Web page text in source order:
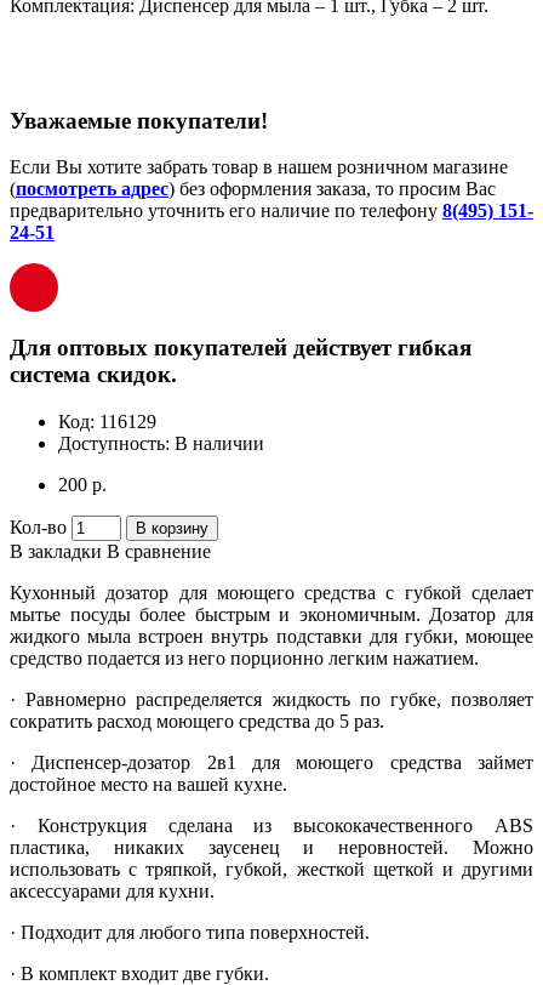
Комплектация: Диспенсер для мыла – 1 шт., Губка – 2 шт.
Уважаемые покупатели!
Если Вы хотите забрать товар в нашем розничном магазине
(посмотреть адрес) без оформления заказа, то просим Вас
предварительно уточнить его наличие по телефону 8(495) 151-
24-51
Для оптовых покупателей действует гибкая
система скидок.
Код: 116129
Доступность: В наличии
200 р.
Кол-во В корзину
В закладки В сравнение
Кухонный дозатор для моющего средства с губкой сделает
мытье посуды более быстрым и экономичным. Дозатор для
жидкого мыла встроен внутрь подставки для губки, моющее
средство подается из него порционно легким нажатием.
· Равномерно распределяется жидкость по губке, позволяет
сократить расход моющего средства до 5 раз.
· Диспенсер-дозатор 2в1 для моющего средства займет
достойное место на вашей кухне.
· Конструкция сделана из высококачественного ABS
пластика, никаких заусенец и неровностей. Можно
использовать с тряпкой, губкой, жесткой щеткой и другими
аксессуарами для кухни.
· Подходит для любого типа поверхностей.
· В комплект входит две губки.